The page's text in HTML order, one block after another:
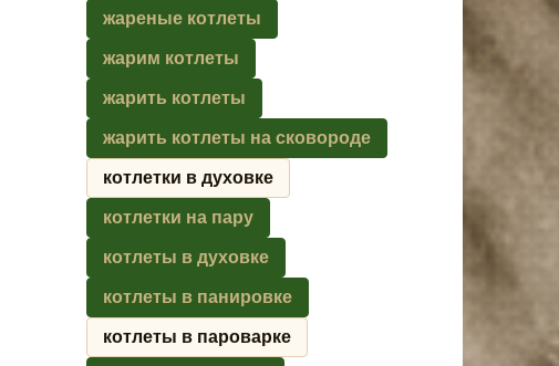
жареные котлеты
жарим котлеты
жарить котлеты
жарить котлеты на сковороде
котлетки в духовке
котлетки на пару
котлеты в духовке
котлеты в панировке
котлеты в пароварке